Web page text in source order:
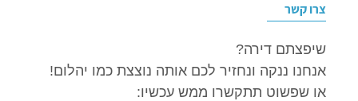
צרו קשר
שיפצתם דירה?
אנחנו ננקה ונחזיר לכם אותה נוצצת כמו יהלום!
או שפשוט תתקשרו ממש עכשיו: